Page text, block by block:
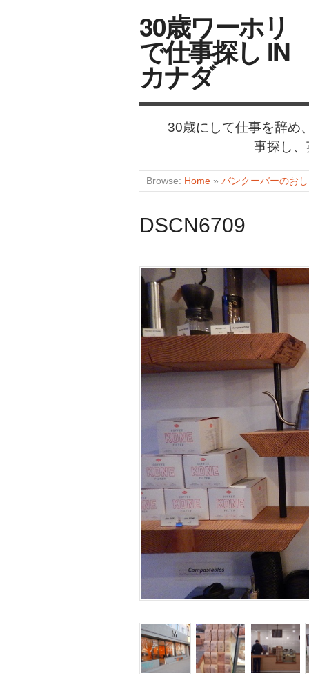
30歳ワーホリ
で仕事探し IN
カナダ
30歳にして仕事を辞め
事探し
Browse: Home » バンクーバーのお
DSCN6709